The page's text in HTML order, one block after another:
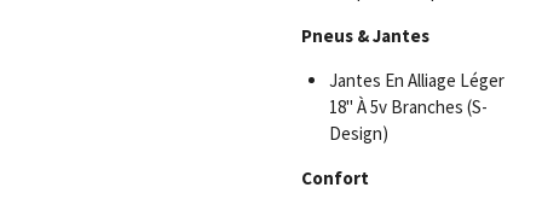
Pneus & Jantes
Jantes En Alliage Léger
18" À 5v Branches (S-
Design)
Confort